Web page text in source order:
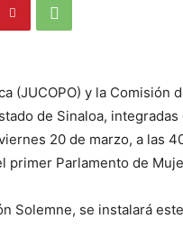
(JUCOPO) y la Comisión
de Sinaloa,
20 de marzo, a las
primer Parlamento de
Solemne, se instalará